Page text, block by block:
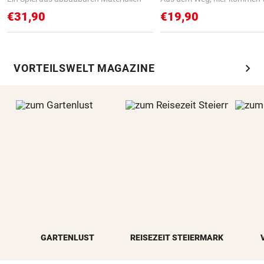
€31,90 €19,90
VORTEILSWELT MAGAZINE chevron_right
GARTENLUST REISEZEIT STEIERMARK